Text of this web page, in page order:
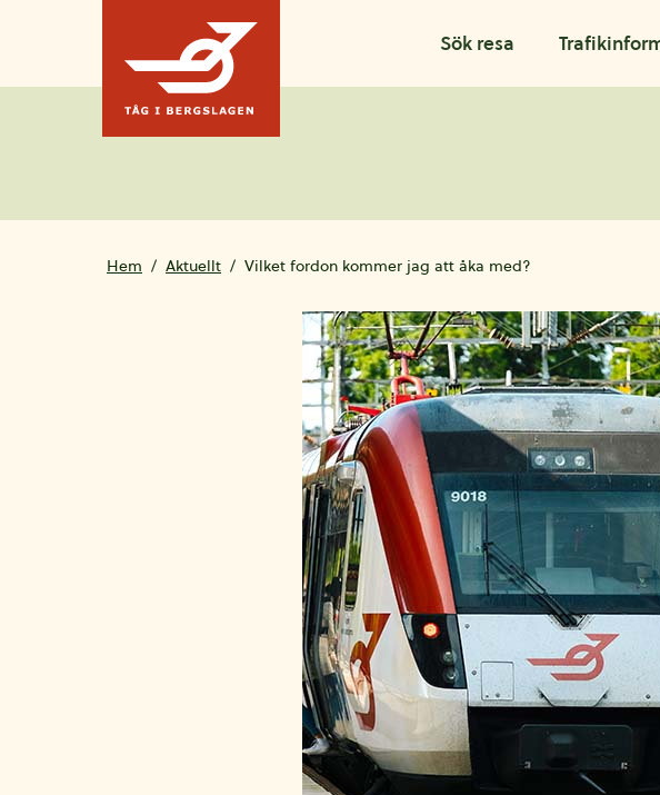
Hoppa till innehållet Sök resa
Hem Aktuellt Vilket fordon kommer jag att åka med?